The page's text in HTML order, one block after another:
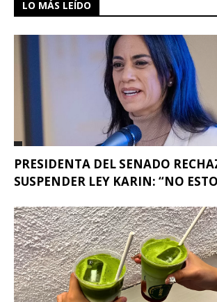
LO MÁS LEÍDO
PRESIDENTA DEL SENADO
SUSPENDER LEY KARIN: “NO